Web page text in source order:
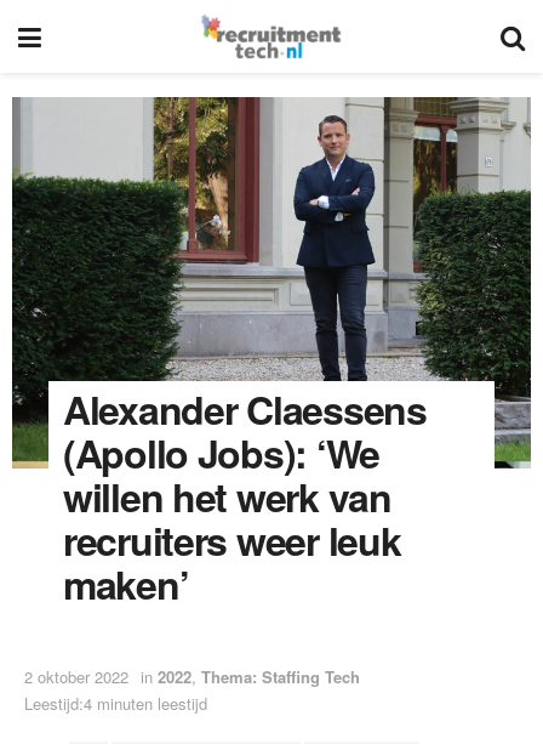
Alexander Claessens
(Apollo Jobs): ‘We
willen het werk van
recruiters weer leuk
maken’
2 oktober 2022 in 2022, Thema: Staffing Tech
Leestijd:4 minuten leestijd